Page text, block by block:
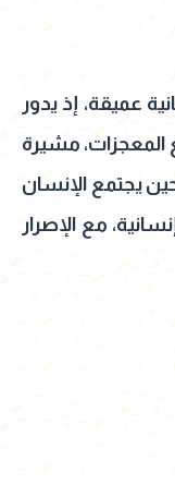
عميقة، إذ يدور
مشيرة
يجتمع الإنسان
مع الإصرار